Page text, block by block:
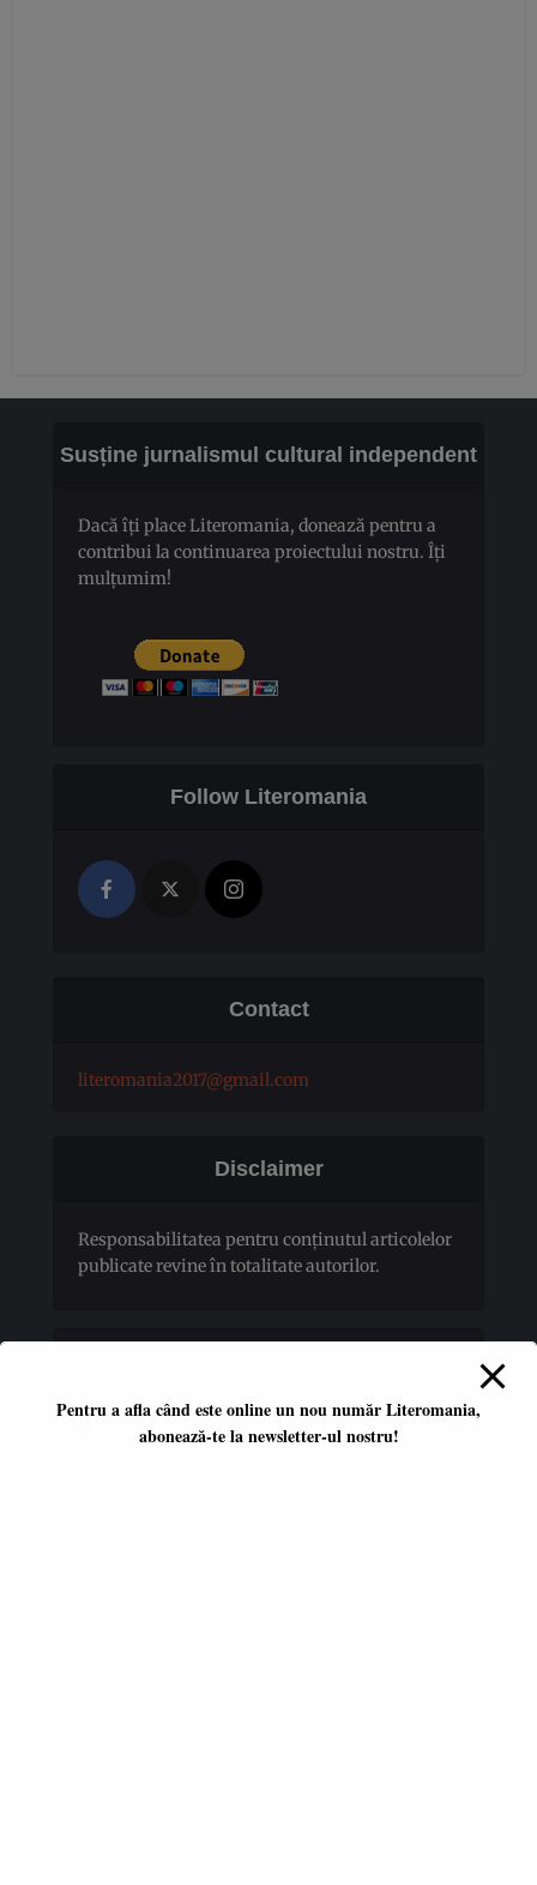
Susține jurnalismul cultural independent
Dacă îți place Literomania, donează pentru a
contribui la continuarea proiectului nostru. Îți
mulțumim!
Follow Literomania
Contact
literomania2017@gmail.com
Disclaimer
Responsabilitatea pentru conţinutul articolelor
publicate revine în totalitate autorilor.
Pentru a afla când este online un nou număr Literomania,
abonează-te la newsletter-ul nostru!